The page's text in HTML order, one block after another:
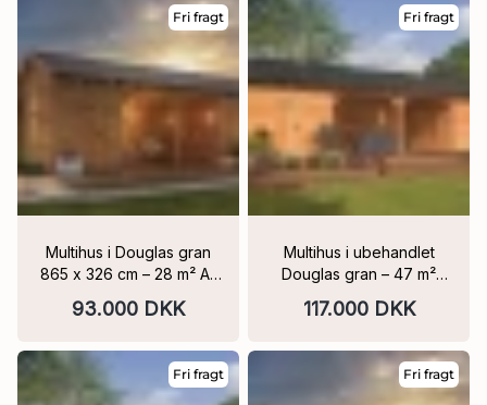
Fri fragt
Multihus i Douglas gran
865 x 326 cm – 28 m² A-
93.000 DKK
Fri fragt
Multihus i ubehandlet
Douglas gran – 47 m²
117.000 DKK
Fri fragt Fri fragt